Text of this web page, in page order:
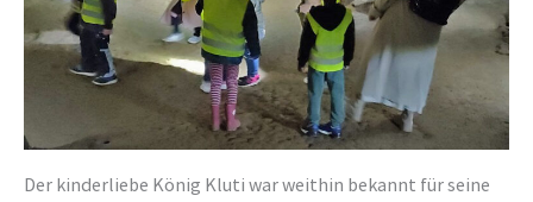
Der kinderliebe König Kluti war weithin bekannt für seine